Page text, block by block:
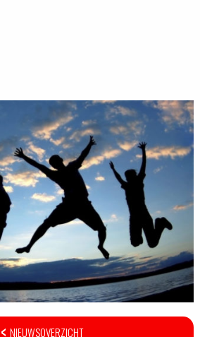
NIEUWSOVERZICHT